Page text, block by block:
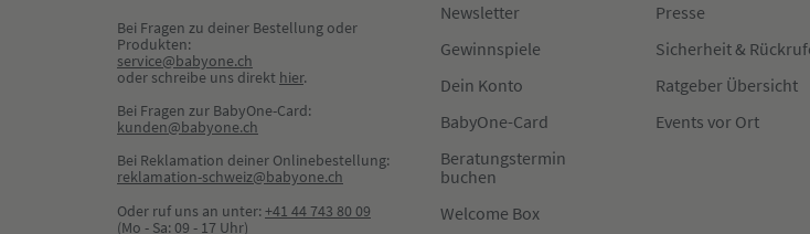
Bei Fragen zu deiner Bestellung oder
Produkten:
service@babyone.ch
oder schreibe uns direkt hier.
Bei Fragen zur BabyOne-Card:
kunden@babyone.ch
Bei Reklamation deiner Onlinebestellung:
reklamation-schweiz@babyone.ch
Oder ruf uns an unter:+41 44 743 80 09
(Mo - Sa: 09 - 17 Uhr)
Newsletter
Gewinnspiele
Dein Konto
BabyOne-Card
Beratungstermin
buchen
Welcome Box
Presse
Sicherheit &
Ratgeber Übersicht
Events vor Ort